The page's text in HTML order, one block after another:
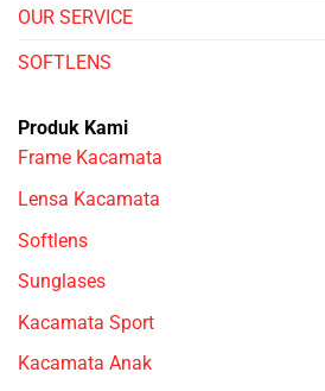
OUR SERVICE
SOFTLENS
Produk Kami
Frame Kacamata
Lensa Kacamata
Softlens
Sunglases
Kacamata Sport
Kacamata Anak